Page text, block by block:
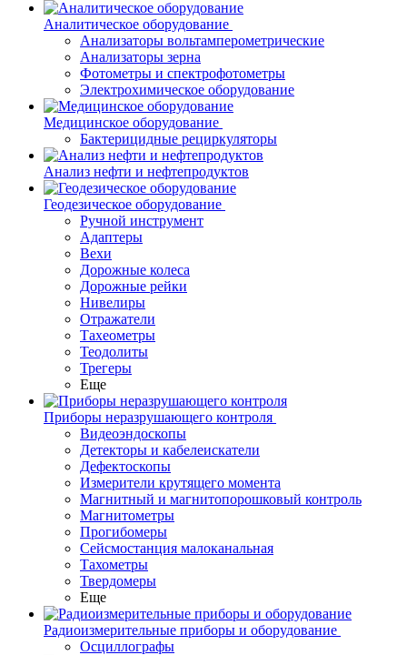
Аналитическое оборудование
Анализаторы вольтамперометрические
Анализаторы зерна
Фотометры и спектрофотометры
Электрохимическое оборудование
Медицинское оборудование
Бактерицидные рециркуляторы
Анализ нефти и нефтепродуктов
Геодезическое оборудование
Ручной инструмент
Адаптеры
Вехи
Дорожные колеса
Дорожные рейки
Нивелиры
Отражатели
Тахеометры
Теодолиты
Трегеры
Еще
Приборы неразрушающего контроля
Видеоэндоскопы
Детекторы и кабелеискатели
Дефектоскопы
Измерители крутящего момента
Магнитный и магнитопорошковый контроль
Магнитометры
Прогибомеры
Сейсмостанция малоканальная
Тахометры
Твердомеры
Еще
Радиоизмерительные приборы и оборудование
Осциллографы